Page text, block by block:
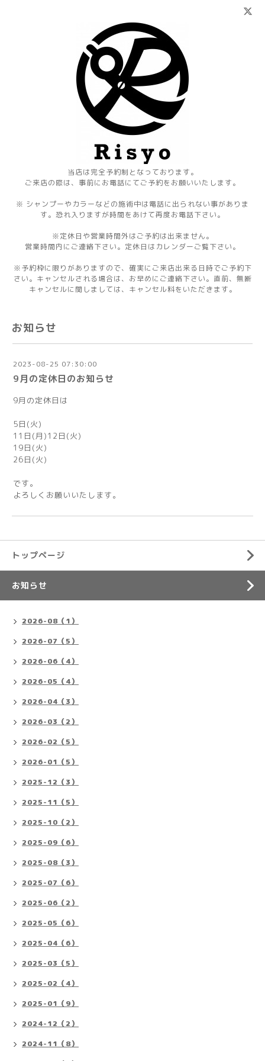
当店は完全予約制となっております。
ご来店の際は、事前にお電話にてご予約をお願いいたします。
※ シャンプーやカラーなどの施術中は電話に出られない事がありま
す。恐れ入りますが時間をあけて再度お電話下さい。
※定休日や営業時間外はご予約は出来ません。
営業時間内にご連絡下さい。定休日はカレンダーご覧下さい。
※予約枠に限りがありますので、確実にご来店出来る日時でご予約下
さい。キャンセルされる場合は、お早めにご連絡下さい。直前、無断
キャンセルに関しましては、キャンセル料をいただきます。
お知らせ
2023-08-25 07:30:00
9月の定休日のお知らせ
9月の定休日は
5日(火)
11日(月)12日(火)
19日(火)
26日(火)
です。
よろしくお願いいたします。
トップページ
お知らせ
2026-08（1）
2026-07（5）
2026-06（4）
2026-05（4）
2026-04（3）
2026-03（2）
2026-02（5）
2026-01（5）
2025-12（3）
2025-11（5）
2025-10（2）
2025-09（6）
2025-08（3）
2025-07（6）
2025-06（2）
2025-05（6）
2025-04（6）
2025-03（5）
2025-02（4）
2025-01（9）
2024-12（2）
2024-11（8）